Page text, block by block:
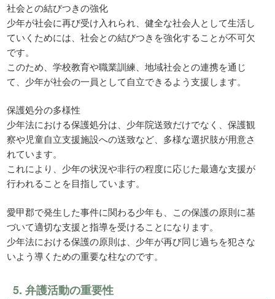
社会との結びつきの強化
少年が社会に再び受け入れられ、健全な社会人として生活し
ていくためには、社会との結びつきを強化することが不可欠
です。
このため、学校教育や職業訓練、地域社会との連携を通じ
て、少年が社会の一員として自立できるよう支援します。
保護処分の多様性
少年法における保護処分は、少年院送致だけでなく、保護観
察や児童自立支援施設への送致など、多様な選択肢が用意さ
れています。
これにより、少年の状況や非行の程度に応じた最適な支援が
行われることを目指しています。
愛甲郡で発生した事件に関わる少年も、この保護の原則に基
づいて適切な支援と指導を受けることになります。
少年法における保護の原則は、少年が再び同じ過ちを犯さな
いよう導くための重要な柱なのです。
5. 弁護活動の重要性